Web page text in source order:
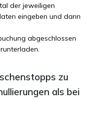
der jeweiligen
eingeben und dann
abgeschlossen
zu
als bei